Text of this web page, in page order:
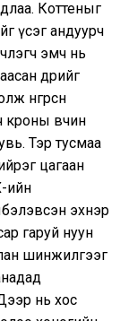
Коттеныг
үсэг андуурч
эмч нь
өдрийг
өнгөрсөн
кроны өвчин
Тэр тусмаа
цагаан
ийн
эхнэр
гаруй нуун
шинжилгээг
нь хос